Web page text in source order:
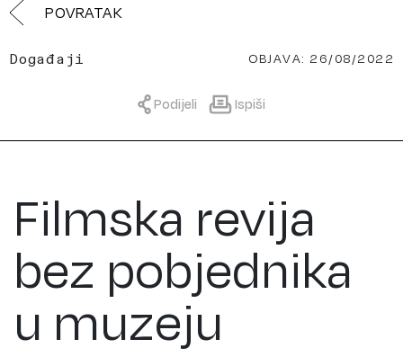
POVRATAK
Događaji OBJAVA: 26/08/2022
Podijeli Ispiši
Filmska revija
bez pobjednika
u muzeju